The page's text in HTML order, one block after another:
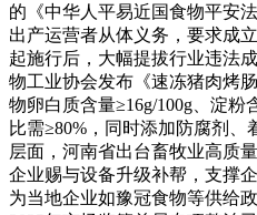
的《中华人平易近国食物平安
出产运营者从体义务，要求成
起施行后，大幅提拔行业违法
物工业协会发布《速冻猪肉烤
物卵白质含量≥16g/100g、淀粉
比需≥80%，同时添加防腐剂
层面，河南省出台畜牧业高质
企业赐与设备升级补帮，支撑
为当地企业如豫冠食物等供给